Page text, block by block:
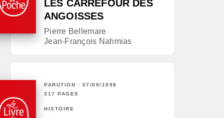
LES CARREFOUR DES
ANGOISSES
Pierre Bellemare
Jean-François Nahmias
PARUTION : 07/09/1998
317 PAGES
HISTOIRE